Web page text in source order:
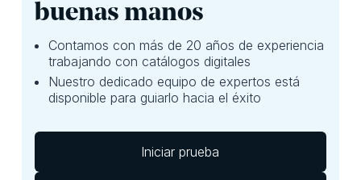
buenas manos
Contamos con más de 20 años de experiencia
trabajando con catálogos digitales
Nuestro dedicado equipo de expertos está
disponible para guiarlo hacia el éxito
Iniciar prueba